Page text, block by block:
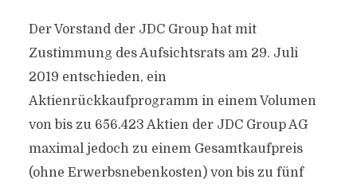
Der Vorstand der JDC Group hat mit
Zustimmung des Aufsichtsrats am 29. Juli
2019 entschieden, ein
Aktienrückkaufprogramm in einem Volumen
von bis zu 656.423 Aktien der JDC Group AG
maximal jedoch zu einem Gesamtkaufpreis
(ohne Erwerbsnebenkosten) von bis zu fünf